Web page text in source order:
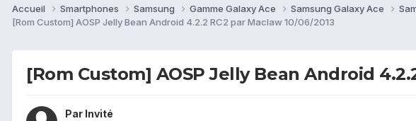
Accueil Smartphones Samsung Gamme Galaxy Ace Samsung Galaxy Ace
[Rom Custom] AOSP Jelly Bean Android 4.2.2 RC2 par Maclaw 10/06/2013
[Rom Custom] AOSP Jelly Bean Android
Par Invité